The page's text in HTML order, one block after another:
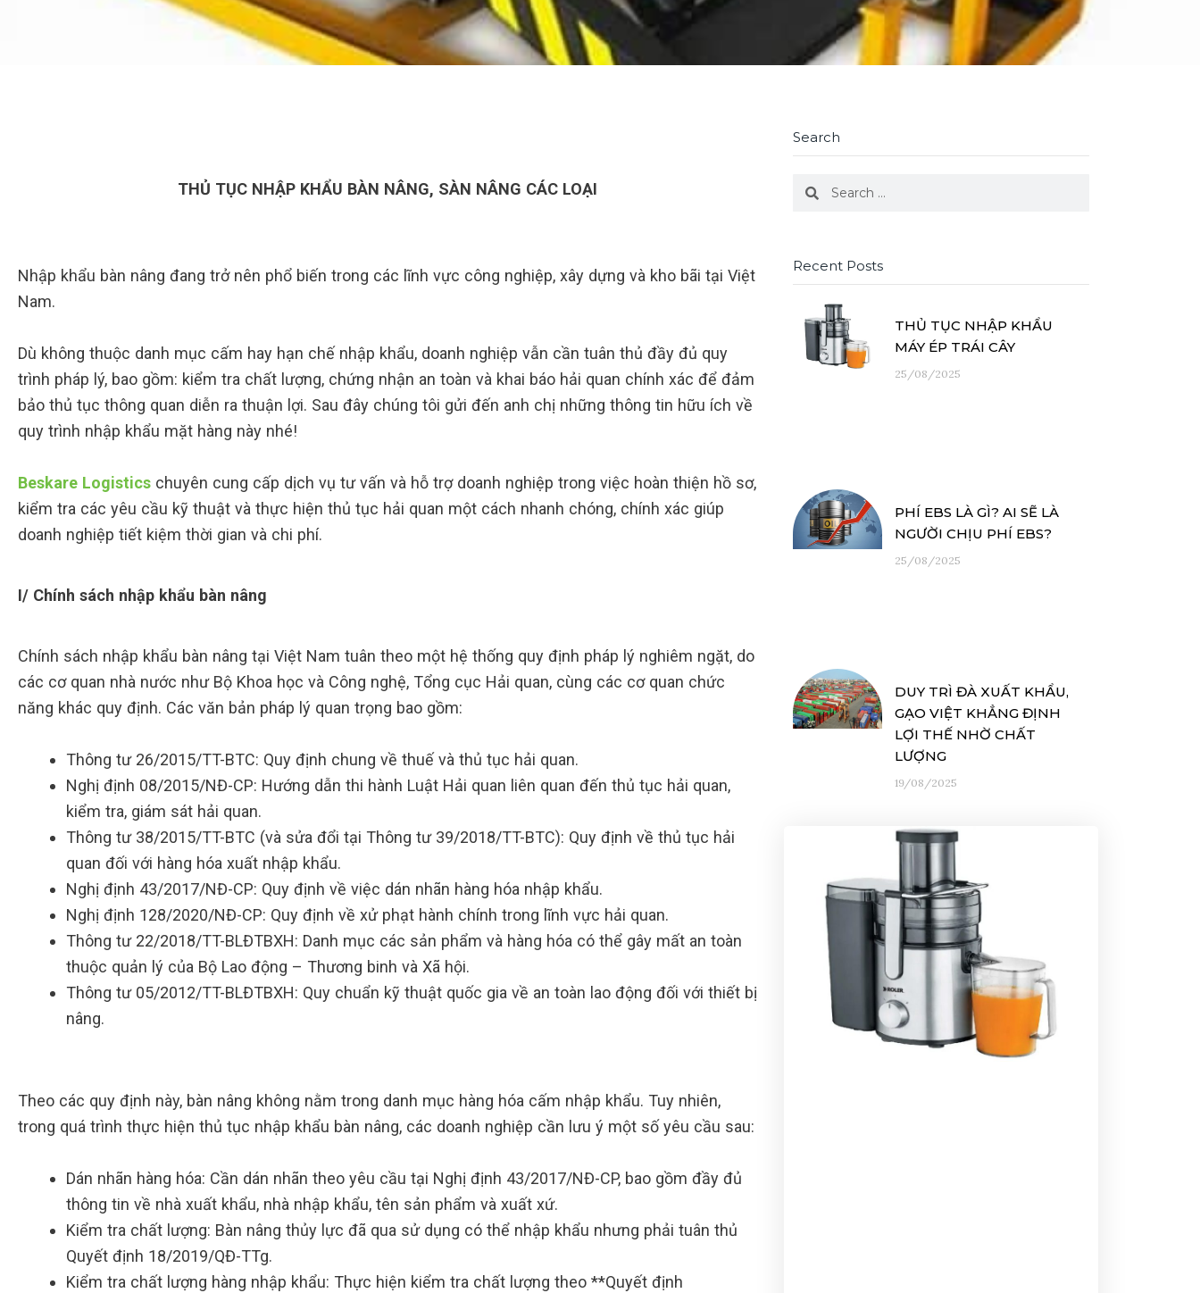
THỦ TỤC NHẬP KHẨU BÀN NÂNG, SÀN NÂNG CÁC LOẠI
Nhập khẩu bàn nâng đang trở nên phổ biến trong các lĩnh vực công nghiệp, xây dựng và kho bãi tại Việt
Nam.
Dù không thuộc danh mục cấm hay hạn chế nhập khẩu, doanh nghiệp vẫn cần tuân thủ đầy đủ quy
trình pháp lý, bao gồm: kiểm tra chất lượng, chứng nhận an toàn và khai báo hải quan chính xác để đảm
bảo thủ tục thông quan diễn ra thuận lợi. Sau đây chúng tôi gửi đến anh chị những thông tin hữu ích về
quy trình nhập khẩu mặt hàng này nhé!
Beskare Logistics chuyên cung cấp dịch vụ tư vấn và hỗ trợ doanh nghiệp trong việc hoàn thiện hồ sơ,
kiểm tra các yêu cầu kỹ thuật và thực hiện thủ tục hải quan một cách nhanh chóng, chính xác giúp
doanh nghiệp tiết kiệm thời gian và chi phí.
I/ Chính sách nhập khẩu bàn nâng
Chính sách nhập khẩu bàn nâng tại Việt Nam tuân theo một hệ thống quy định pháp lý nghiêm ngặt, do
các cơ quan nhà nước như Bộ Khoa học và Công nghệ, Tổng cục Hải quan, cùng các cơ quan chức
năng khác quy định. Các văn bản pháp lý quan trọng bao gồm:
Thông tư 26/2015/TT-BTC: Quy định chung về thuế và thủ tục hải quan.
Nghị định 08/2015/NĐ-CP: Hướng dẫn thi hành Luật Hải quan liên quan đến thủ tục hải quan,
kiểm tra, giám sát hải quan.
Thông tư 38/2015/TT-BTC (và sửa đổi tại Thông tư 39/2018/TT-BTC): Quy định về thủ tục hải
quan đối với hàng hóa xuất nhập khẩu.
Nghị định 43/2017/NĐ-CP: Quy định về việc dán nhãn hàng hóa nhập khẩu.
Nghị định 128/2020/NĐ-CP: Quy định về xử phạt hành chính trong lĩnh vực hải quan.
Thông tư 22/2018/TT-BLĐTBXH: Danh mục các sản phẩm và hàng hóa có thể gây mất an toàn
thuộc quản lý của Bộ Lao động – Thương binh và Xã hội.
Thông tư 05/2012/TT-BLĐTBXH: Quy chuẩn kỹ thuật quốc gia về an toàn lao động đối với thiết bị
nâng.
Theo các quy định này, bàn nâng không nằm trong danh mục hàng hóa cấm nhập khẩu. Tuy nhiên,
trong quá trình thực hiện thủ tục nhập khẩu bàn nâng, các doanh nghiệp cần lưu ý một số yêu cầu sau:
Dán nhãn hàng hóa: Cần dán nhãn theo yêu cầu tại Nghị định 43/2017/NĐ-CP, bao gồm đầy đủ
thông tin về nhà xuất khẩu, nhà nhập khẩu, tên sản phẩm và xuất xứ.
Kiểm tra chất lượng: Bàn nâng thủy lực đã qua sử dụng có thể nhập khẩu nhưng phải tuân thủ
Quyết định 18/2019/QĐ-TTg.
Kiểm tra chất lượng hàng nhập khẩu: Thực hiện kiểm tra chất lượng theo **Quyết định
Search
SearchSearch
Recent Posts
THỦ TỤC NHẬP KHẨU
MÁY ÉP TRÁI CÂY
25/08/2025
PHÍ EBS LÀ GÌ? AI SẼ LÀ
NGƯỜI CHỊU PHÍ EBS?
25/08/2025
DUY TRÌ ĐÀ XUẤT KHẨU,
GẠO VIỆT KHẲNG ĐỊNH
LỢI THẾ NHỜ CHẤT
LƯỢNG
19/08/2025